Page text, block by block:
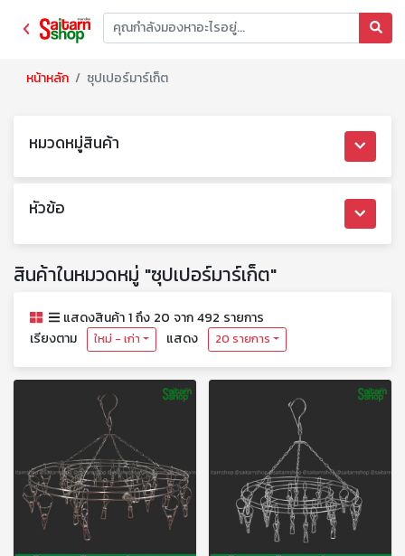
หน้าหลัก ซุปเปอร์มาร์เก็ต
หมวดหมู่สินค้า
หัวข้อ
สินค้าในหมวดหมู่ "ซุปเปอร์มาร์เก็ต"
แสดงสินค้า 1 ถึง 20 จาก 492 รายการ
เรียงตาม
ใหม่ - เก่า แสดง 20 รายการ